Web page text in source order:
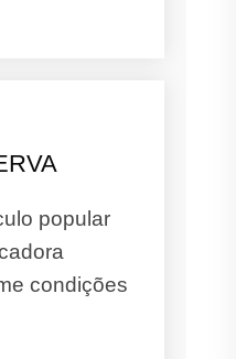
popular
condições